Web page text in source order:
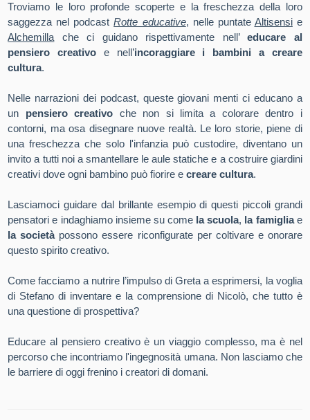
Troviamo le loro profonde scoperte e la freschezza della loro
saggezza nel podcastRotte educative, nelle puntate Altisensie
Alchemilla che ci guidano rispettivamente nell’educare al
pensiero creativo e nell’incoraggiare i bambini a creare
cultura.
Nelle narrazioni dei podcast, queste giovani menti ci educano a
un pensiero creativo che non si limita a colorare dentro i
contorni, ma osa disegnare nuove realtà. Le loro storie, piene di
una freschezza che solo l'infanzia può custodire, diventano un
invito a tutti noi a smantellare le aule statiche e a costruire giardini
creativi dove ogni bambino può fiorire ecreare cultura.
Lasciamoci guidare dal brillante esempio di questi piccoli grandi
pensatori e indaghiamo insieme su come la scuola, la famigliae
la societàpossono essere riconfigurate per coltivare e onorare
questo spirito creativo.
Come facciamo a nutrire l’impulso di Greta a esprimersi, la voglia
di Stefano di inventare e la comprensione di Nicolò, che tutto è
una questione di prospettiva?
Educare al pensiero creativo è un viaggio complesso, ma è nel
percorso che incontriamo l'ingegnosità umana. Non lasciamo che
le barriere di oggi frenino i creatori di domani.